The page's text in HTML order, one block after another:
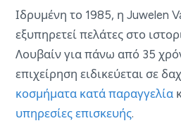
Ιδρυμένη το 1985, η Juwelen
εξυπηρετεί πελάτες στο
Λουβαίν για πάνω από 35
επιχείρηση ειδικεύεται σε
κοσμήματα κατά παραγγελία
υπηρεσίες επισκευής.